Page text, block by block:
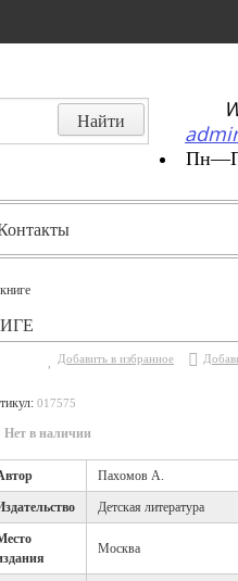
Добавить в избранное
017575
Нет в наличии
Пахомов А.
Детская литература
Москва